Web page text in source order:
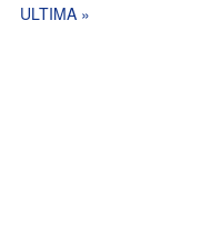
ULTIMA »